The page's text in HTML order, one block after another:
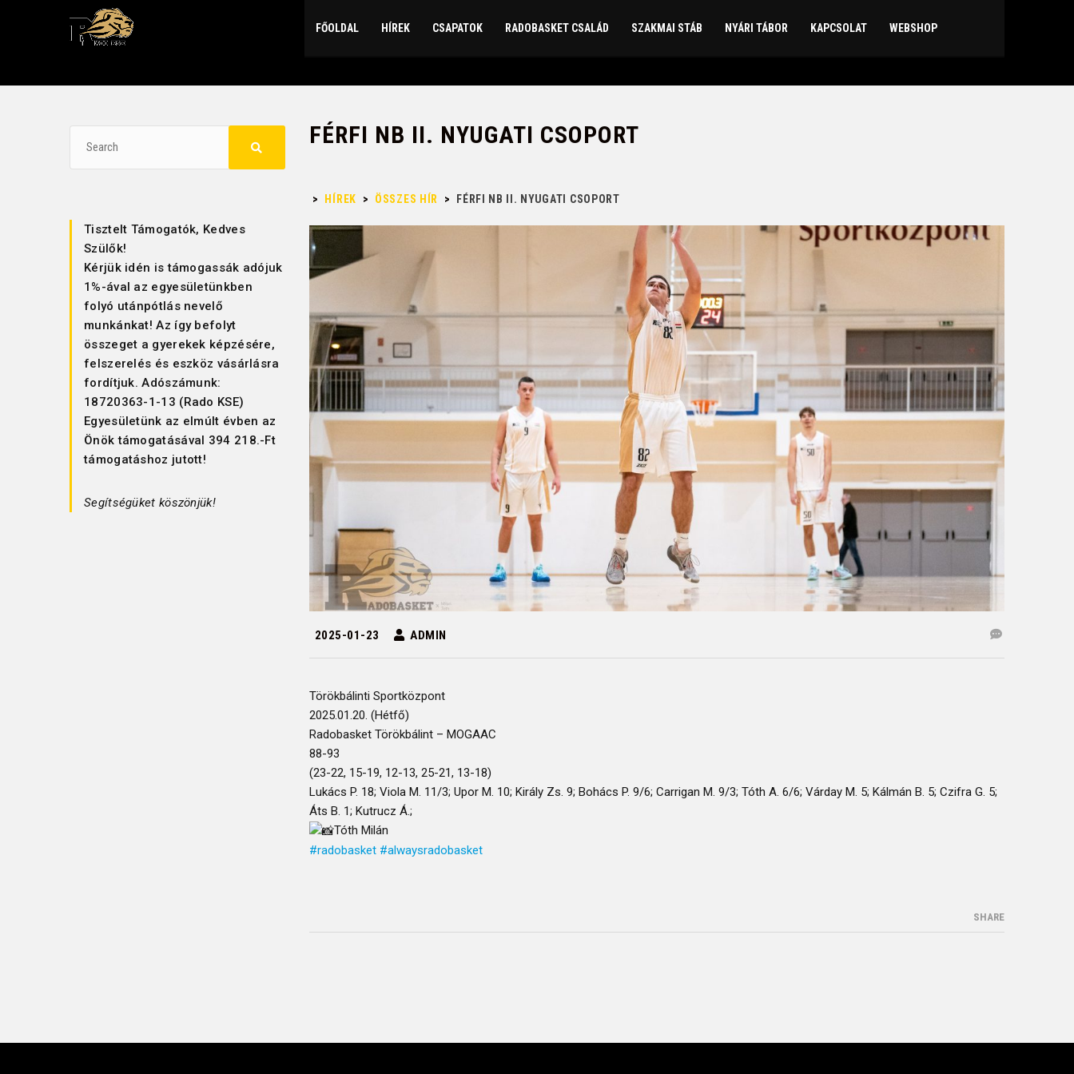
FŐOLDAL HÍREK CSAPATOK RADOBASKET CSALÁD SZAKMAI STÁB NYÁRI TÁBOR KAPCSOLAT WEBSHOP
FÉRFI NB II. NYUGATI CSOPORT
> HÍREK > ÖSSZES HÍR > FÉRFI NB II. NYUGATI CSOPORT
2025-01-23 ADMIN
Törökbálinti Sportközpont
2025.01.20. (Hétfő)
Radobasket Törökbálint – MOGAAC
88-93
(23-22, 15-19, 12-13, 25-21, 13-18)
Lukács P. 18; Viola M. 11/3; Upor M. 10; Király Zs. 9; Bohács P. 9/6; Carrigan M. 9/3; Tóth A. 6/6; Várday M. 5; Kálmán B. 5; Czifra G. 5;
Áts B. 1; Kutrucz Á.;
Tóth Milán
#radobasket #alwaysradobasket
SHARE
Tisztelt Támogatók, Kedves
Szülők!
Kérjük idén is támogassák adójuk
1%-ával az egyesületünkben
folyó utánpótlás nevelő
munkánkat! Az így befolyt
összeget a gyerekek képzésére,
felszerelés és eszköz vásárlásra
fordítjuk. Adószámunk:
18720363-1-13 (Rado KSE)
Egyesületünk az elmúlt évben az
Önök támogatásával 394 218.-Ft
támogatáshoz jutott!
Segítségüket köszönjük!